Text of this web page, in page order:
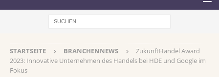
STARTSEITE BRANCHENNEWS
ZukunftHandel Award
2023: Innovative Unternehmen des Handels bei HDE und Google im
Fokus